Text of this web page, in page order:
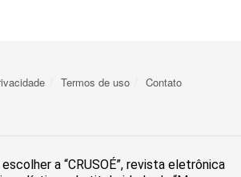
Termos de uso Contato
a “CRUSOÉ”, revista eletrônica